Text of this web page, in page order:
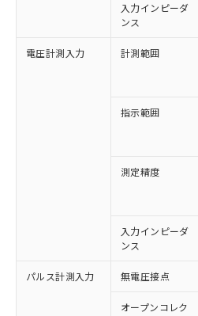
入力インピーダ
ンス
電圧計測入力 計測範囲
指示範囲
測定精度
入力インピーダ
ンス
パルス計測入力 無電圧接点
オープンコレク